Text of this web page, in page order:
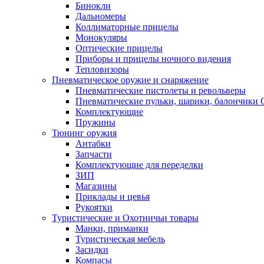
Бинокли
Дальномеры
Коллиматорные прицелы
Монокуляры
Оптические прицелы
Приборы и прицелы ночного видения
Тепловизоры
Пневматическое оружие и снаряжение
Пневматические пистолеты и револьверы
Пневматические пульки, шарики, балончики
Комплектующие
Пружины
Тюнинг оружия
Антабки
Запчасти
Комплектующие для переделки
ЗИП
Магазины
Приклады и цевья
Рукоятки
Туристические и Охотничьи товары
Манки, приманки
Туристическая мебель
Засидки
Компасы